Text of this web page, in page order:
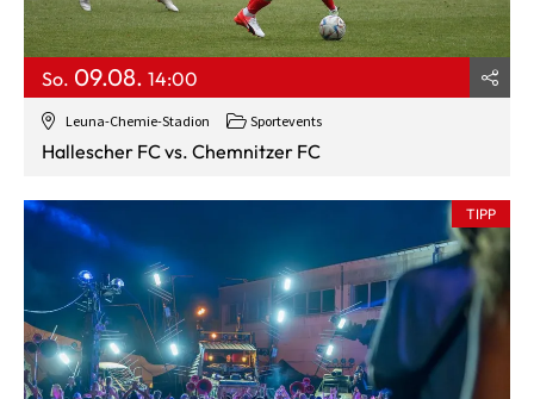
Leuna-Chemie-Stadion Sportevents
So. 09.08. 14:00
Hallescher FC vs. Chemnitzer FC
TIPP